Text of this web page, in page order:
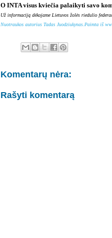
O INTA visus kviečia palaikyti savo
Už informaciją dėkojame Lietuvos žolės riedulio
Nuotraukos autorius Tadas Juodziukynas.Paimta iš
Komentarų nėra:
Rašyti komentarą